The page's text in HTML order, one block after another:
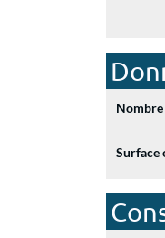
Surface